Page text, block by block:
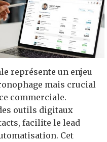
représente un enjeu
mais crucial
commerciale.
outils digitaux
facilite le lead
Cet